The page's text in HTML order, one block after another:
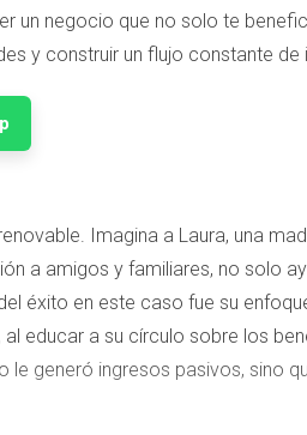
un negocio que no solo te
y construir un flujo constante de
Imagina a Laura, una
a amigos y familiares, no solo
éxito en este caso fue su
educar a su círculo sobre los
generó ingresos pasivos, sino